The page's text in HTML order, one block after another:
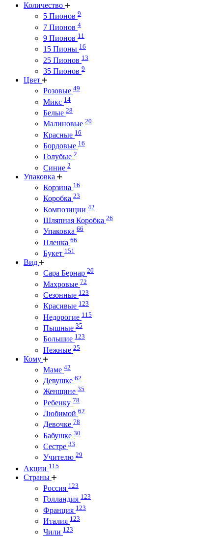
Количество
5 Пионов 9
7 Пионов 4
9 Пионов 11
15 Пионы 16
25 Пионов 13
35 Пионов 9
Цвет
Розовые 49
Микс 14
Белые 28
Малиновые 20
Красные 16
Бордовые 16
Голубые 2
Синие 2
Упаковка
Корзина 16
Коробка 23
Композиции 42
Шляпная Коробка 26
Упаковка 66
Пленка 66
Букет 151
Вид
Сара Бернар 20
Махровые 72
Сезонные 123
Красивые 123
Недорогие 115
Пышные 35
Большие 123
Нежные 25
Кому
Маме 42
Девушке 62
Женщине 35
Ребенку 78
Любимой 62
Девочке 78
Бабушке 30
Сестре 33
Учителю 29
Акции 115
Страны
Россия 123
Голландия 123
Франция 123
Италия 123
Чили 123